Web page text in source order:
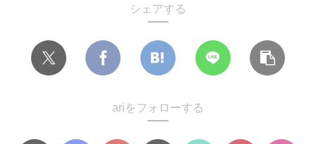
シェアする
ariをフォローする